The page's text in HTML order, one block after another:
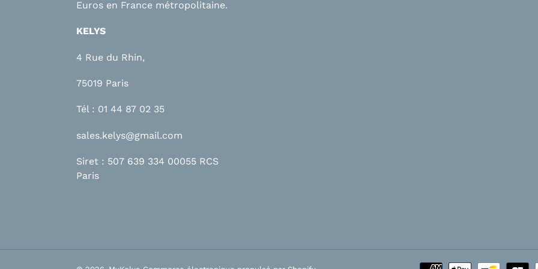
Euros en France métropolitaine.
KELYS
4 Rue du Rhin,
75019 Paris
Tél : 01 44 87 02 35
sales.kelys@gmail.com
Siret : 507 639 334 00055 RCS
Paris